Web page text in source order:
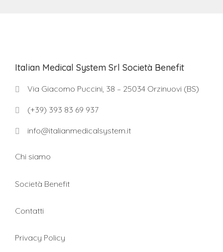
Italian Medical System Srl Società Benefit
Via Giacomo Puccini, 38 – 25034 Orzinuovi (BS)
(+39) 393 83 69 937
info@italianmedicalsystem.it
Chi siamo
Società Benefit
Contatti
Privacy Policy